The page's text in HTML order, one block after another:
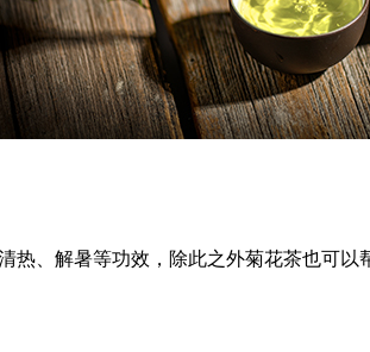
热、解暑等功效，除此之外菊花茶也可